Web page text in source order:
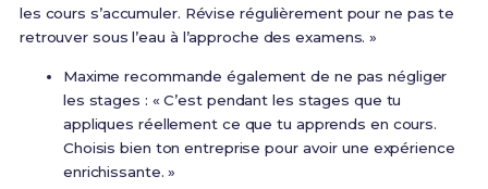
les cours s’accumuler. Révise régulièrement pour ne pas te
retrouver sous l’eau à l’approche des examens. »
Maxime recommande également de ne pas négliger
les stages : « C’est pendant les stages que tu
appliques réellement ce que tu apprends en cours.
Choisis bien ton entreprise pour avoir une expérience
enrichissante. »